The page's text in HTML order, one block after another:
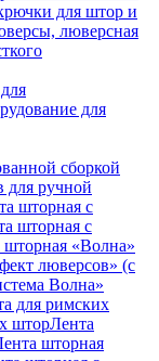
для штор и
люверсная
для
сборкой
для ручной
шторная с
шторная с
шторная «Волна»
люверсов» (с
Волна»
для римских
шторЛента
шторная